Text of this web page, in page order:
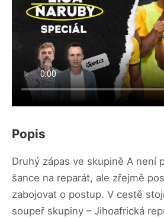
Popis
Druhý zápas ve skupině A není
šance na reparát, ale zřejmě
zabojovat o postup. V cestě
soupeř skupiny – Jihoafrická